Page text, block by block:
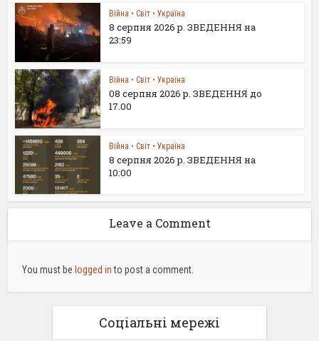
Війна • Світ • Україна
8 серпня 2026 р. ЗВЕДЕННЯ на
23:59
Війна • Світ • Україна
08 серпня 2026 р. ЗВЕДЕННЯ до
17.00
Війна • Світ • Україна
8 серпня 2026 р. ЗВЕДЕННЯ на
10:00
Leave a Comment
You must be logged into post a comment.
Соціальні мережі